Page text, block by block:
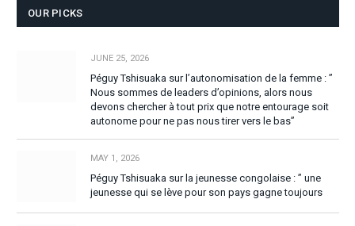
OUR PICKS
JUNE 25, 2026
Péguy Tshisuaka sur l’autonomisation de la femme : ”
Nous sommes de leaders d’opinions, alors nous
devons chercher à tout prix que notre entourage soit
autonome pour ne pas nous tirer vers le bas”
MAY 1, 2026
Péguy Tshisuaka sur la jeunesse congolaise : ” une
jeunesse qui se lève pour son pays gagne toujours